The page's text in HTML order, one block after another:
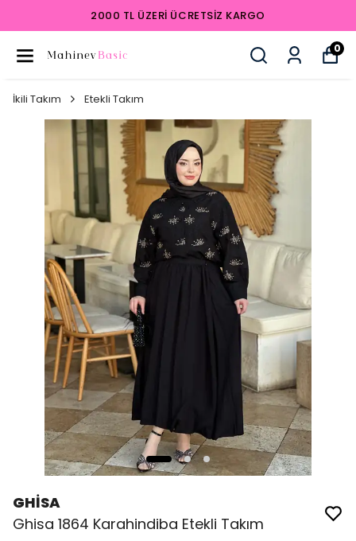
2000 TL ÜZERI ÜCRETSIZ KARGO
0
İkili Takım Etekli Takım
GHİSA
Ghisa 1864 Karahindiba Etekli Takım